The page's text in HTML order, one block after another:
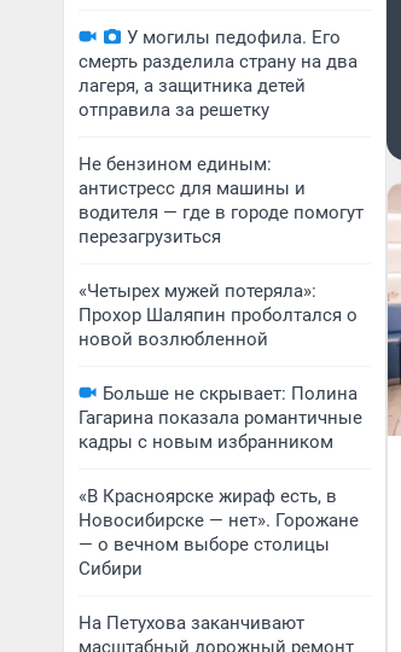
У могилы педофила. Его
смерть разделила страну на два
лагеря, а защитника детей
отправила за решетку
Не бензином единым:
антистресс для машины и
водителя — где в городе помогут
перезагрузиться
«Четырех мужей потеряла»:
Прохор Шаляпин проболтался о
новой возлюбленной
Больше не скрывает: Полина
Гагарина показала романтичные
кадры с новым избранником
«В Красноярске жираф есть, в
Новосибирске — нет». Горожане
— о вечном выборе столицы
Сибири
На Петухова заканчивают
масштабный дорожный ремонт